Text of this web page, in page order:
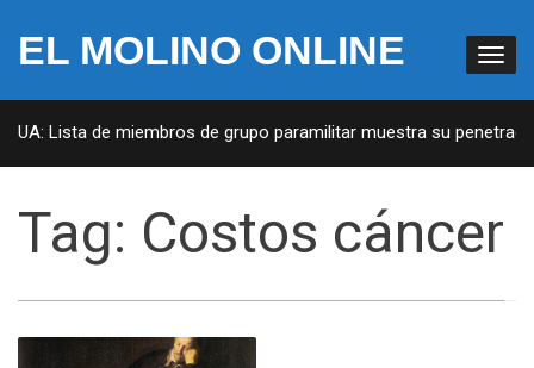
EL MOLINO ONLINE
Lista de miembros de grupo paramilitar muestra su
Tag: Costos cáncer